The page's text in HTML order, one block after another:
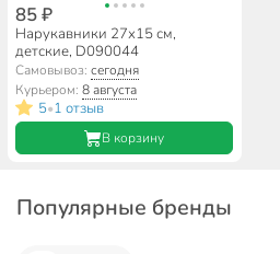
85 ₽
Нарукавники 27х15 см,
детские, D090044
Самовывоз:сегодня
Курьером:8 августа
5•1 отзыв
В корзину
Популярные бренды